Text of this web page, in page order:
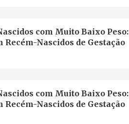
com Muito Baixo Peso:
Nascidos de Gestação
com Muito Baixo Peso:
Nascidos de Gestação